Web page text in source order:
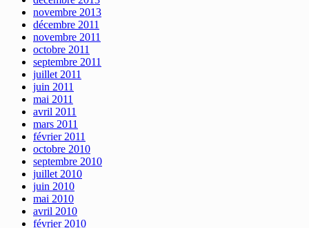
novembre 2013
décembre 2011
novembre 2011
octobre 2011
septembre 2011
juillet 2011
juin 2011
mai 2011
avril 2011
mars 2011
février 2011
octobre 2010
septembre 2010
juillet 2010
juin 2010
mai 2010
avril 2010
février 2010